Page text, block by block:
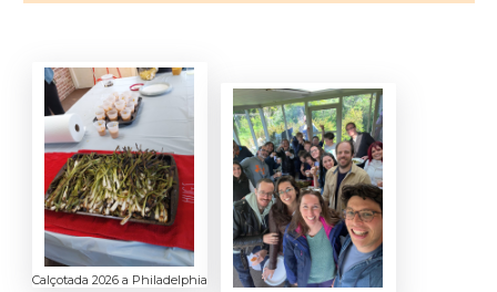
Calçotada 2026 a Philadelphia